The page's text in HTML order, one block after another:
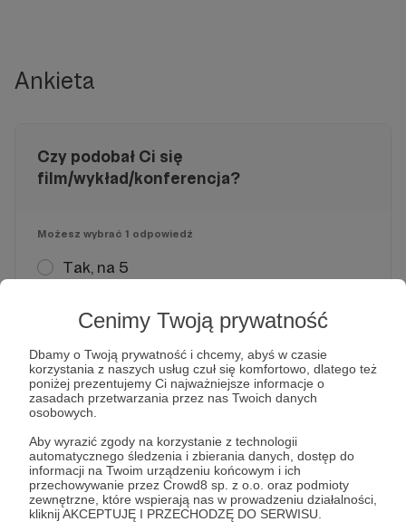
Cenimy Twoją prywatność
Dbamy o Twoją prywatność i chcemy, abyś w czasie
korzystania z naszych usług czuł się komfortowo, dlatego też
poniżej prezentujemy Ci najważniejsze informacje o
zasadach przetwarzania przez nas Twoich danych
osobowych.
Aby wyrazić zgody na korzystanie z technologii
automatycznego śledzenia i zbierania danych, dostęp do
informacji na Twoim urządzeniu końcowym i ich
przechowywanie przez Crowd8 sp. z o.o. oraz podmioty
zewnętrzne, które wspierają nas w prowadzeniu działalności,
kliknij AKCEPTUJĘ I PRZECHODZĘ DO SERWISU.
Ankieta
Czy podobał Ci się
film/wykład/konferencja?
Możesz wybrać 1 odpowiedź
Tak, na 5
Tak sobie, na 3
Nie, na 2
Zaloguj się